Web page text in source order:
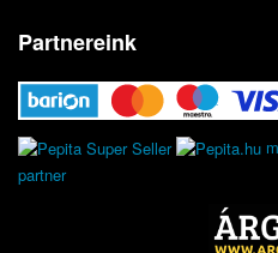
Partnereink
partner